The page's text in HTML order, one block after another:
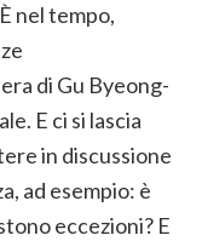
nel tempo,
di Gu Byeong-
E ci si lascia
in discussione
ad esempio: è
eccezioni? E